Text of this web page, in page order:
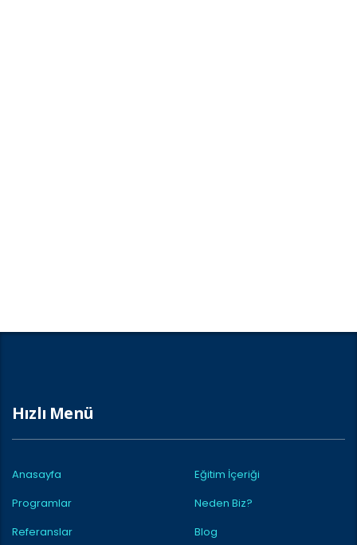
Hızlı Menü
Anasayfa
Eğitim İçeriği
Programlar
Neden Biz?
Referanslar
Blog